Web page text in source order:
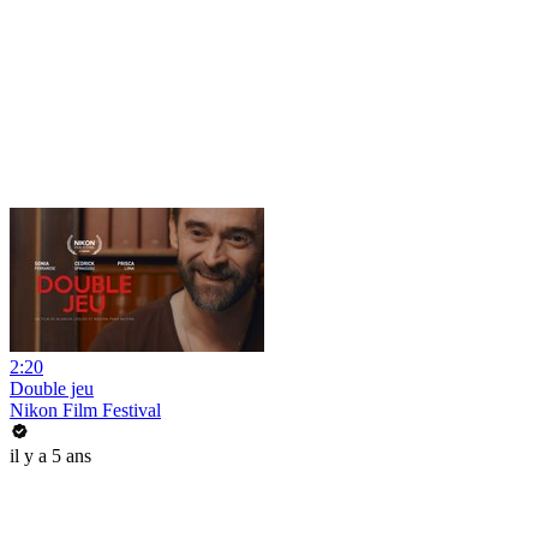
2:20
Double jeu
Nikon Film Festival
il y a 5 ans